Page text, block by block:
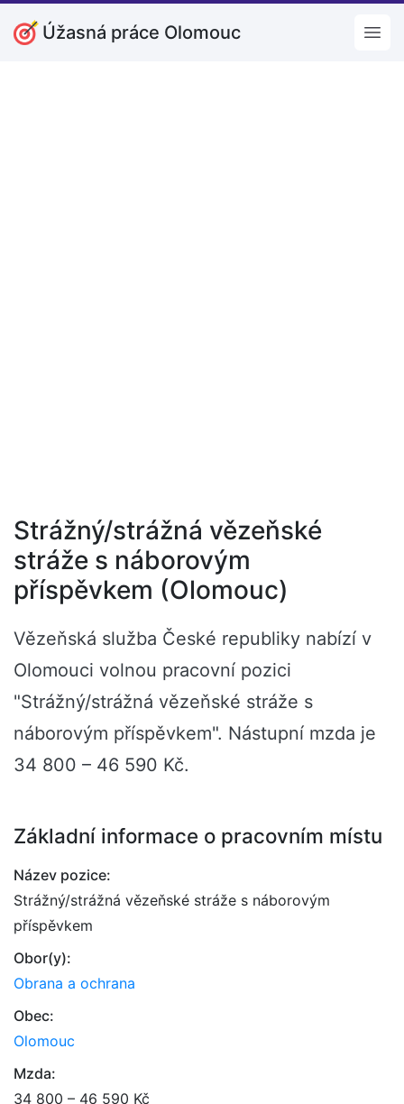
Úžasná práce Olomouc
Strážný/strážná vězeňské
stráže s náborovým
příspěvkem (Olomouc)
Vězeňská služba České republiky nabízí v
Olomouci volnou pracovní pozici
"Strážný/strážná vězeňské stráže s
náborovým příspěvkem". Nástupní mzda je
34 800 – 46 590 Kč.
Základní informace o pracovním místu
Název pozice:
Strážný/strážná vězeňské stráže s náborovým
příspěvkem
Obor(y):
Obrana a ochrana
Obec:
Olomouc
Mzda:
34 800 – 46 590 Kč